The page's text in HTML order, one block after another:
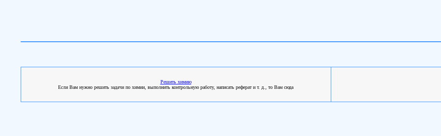
Решить химию
Если Вам нужно решить задачи по химии, выполнить контрольную работу, написать реферат и т. д., то Вам сюда